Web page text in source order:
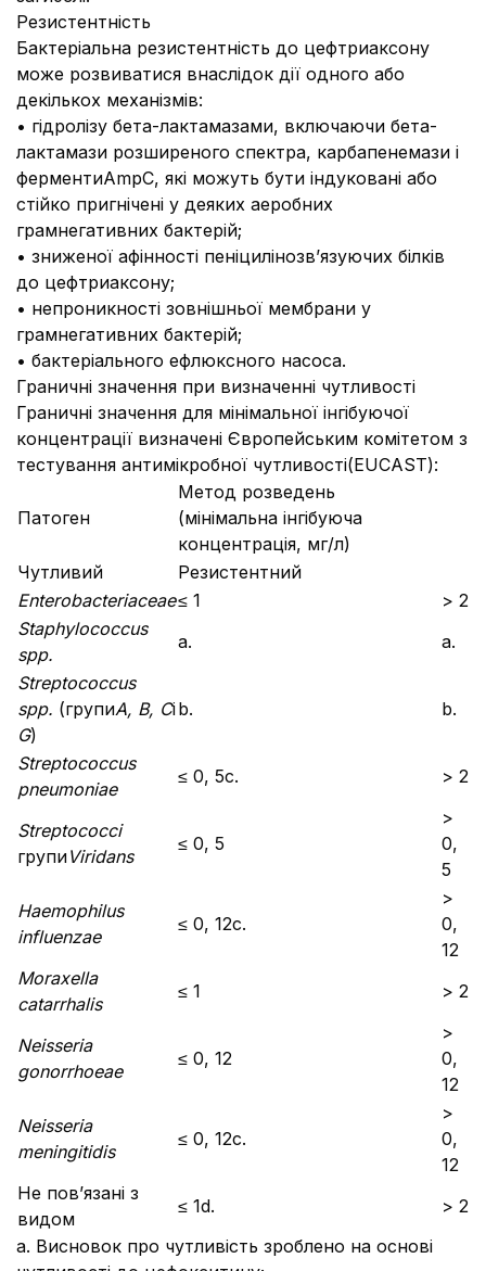
Резистентність
Бактеріальна резистентність до цефтриаксону
може розвиватися внаслідок дії одного або
декількох механізмів:
• гідролізу бета-лактамазами, включаючи бета-
лактамази розширеного спектра, карбапенемази і
ферментиAmpC, які можуть бути індуковані або
стійко пригнічені у деяких аеробних
грамнегативних бактерій;
• зниженої афінності пеніцилінозв’язуючих білків
до цефтриаксону;
• непроникності зовнішньої мембрани у
грамнегативних бактерій;
• бактеріального ефлюксного насоса.
Граничні значення при визначенні чутливості
Граничні значення для мінімальної інгібуючої
концентрації визначені Європейським комітетом з
тестування антимікробної чутливості(EUCAST):
Патоген
Метод розведень
(мінімальна інгібуюча
концентрація, мг/л)
Чутливий
Резистентний
Enterobacteriaceae≤ 1
> 2
Staphylococcus
spp.
a.
a.
Streptococcus
spp. (групиA, B, Cі
G)
b. b.
Streptococcus
pneumoniae
≤ 0, 5c. > 2
Streptococci
групиViridans
≤ 0, 5
>
0,
5
Haemophilus
influenzae
≤ 0, 12c.
>
0,
12
Moraxella
catarrhalis
≤ 1 > 2
Neisseria
gonorrhoeae
≤ 0, 12
>
0,
12
Neisseria
meningitidis
≤ 0, 12c.
>
0,
12
Не пов’язані з
видом
≤ 1d.
> 2
a. Висновок про чутливість зроблено на основі